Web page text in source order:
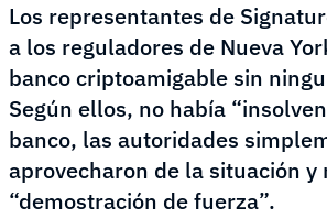
Los representantes de
a los reguladores de Nueva
banco criptoamigable sin
Según ellos, no había
banco, las autoridades
aprovecharon de la situación y
“demostración de fuerza”.